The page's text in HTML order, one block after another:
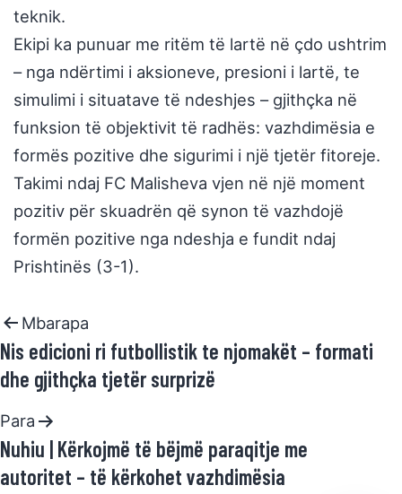
teknik.
Ekipi ka punuar me ritëm të lartë në çdo ushtrim
– nga ndërtimi i aksioneve, presioni i lartë, te
simulimi i situatave të ndeshjes – gjithçka në
funksion të objektivit të radhës: vazhdimësia e
formës pozitive dhe sigurimi i një tjetër fitoreje.
Takimi ndaj FC Malisheva vjen në një moment
pozitiv për skuadrën që synon të vazhdojë
formën pozitive nga ndeshja e fundit ndaj
Prishtinës (3-1).
Mbarapa
Nis edicioni ri futbollistik te njomakët – formati
dhe gjithçka tjetër surprizë
Para
Nuhiu | Kërkojmë të bëjmë paraqitje me
autoritet – të kërkohet vazhdimësia